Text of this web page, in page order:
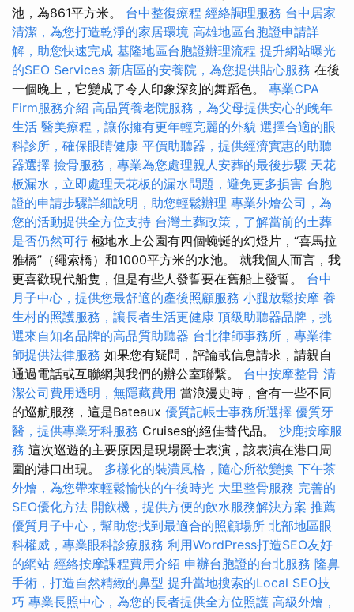
池，為861平方米。 台中整復療程 經絡調理服務 台中居家
清潔，為您打造乾淨的家居環境 高雄地區台胞證申請詳
解，助您快速完成 基隆地區台胞證辦理流程 提升網站曝光
的SEO Services 新店區的安養院，為您提供貼心服務 在後
一個晚上，它變成了令人印象深刻的舞蹈色。 專業CPA
Firm服務介紹 高品質養老院服務，為父母提供安心的晚年
生活 醫美療程，讓你擁有更年輕亮麗的外貌 選擇合適的眼
科診所，確保眼睛健康 平價助聽器，提供經濟實惠的助聽
器選擇 撿骨服務，專業為您處理親人安葬的最後步驟 天花
板漏水，立即處理天花板的漏水問題，避免更多損害 台胞
證的申請步驟詳細說明，助您輕鬆辦理 專業外燴公司，為
您的活動提供全方位支持 台灣土葬政策，了解當前的土葬
是否仍然可行 極地水上公園有四個蜿蜒的幻燈片，“喜馬拉
雅橋”（繩索橋）和1000平方米的水池。 就我個人而言，我
更喜歡現代船隻，但是有些人發誓要在舊船上發誓。 台中
月子中心，提供您最舒適的產後照顧服務 小腿放鬆按摩 養
生村的照護服務，讓長者生活更健康 頂級助聽器品牌，挑
選來自知名品牌的高品質助聽器 台北律師事務所，專業律
師提供法律服務 如果您有疑問，評論或信息請求，請親自
通過電話或互聯網與我們的辦公室聯繫。 台中按摩整骨 清
潔公司費用透明，無隱藏費用 當浪漫史時，會有一些不同
的巡航服務，這是Bateaux 優質記帳士事務所選擇 優質牙
醫，提供專業牙科服務 Cruises的絕佳替代品。 沙鹿按摩服
務 這次巡遊的主要原因是現場爵士表演，該表演在港口周
圍的港口出現。 多樣化的裝潢風格，隨心所欲變換 下午茶
外燴，為您帶來輕鬆愉快的午後時光 大里整骨服務 完善的
SEO優化方法 開飲機，提供方便的飲水服務解決方案 推薦
優質月子中心，幫助您找到最適合的照顧場所 北部地區眼
科權威，專業眼科診療服務 利用WordPress打造SEO友好
的網站 經絡按摩課程費用介紹 申辦台胞證的台北服務 隆鼻
手術，打造自然精緻的鼻型 提升當地搜索的Local SEO技
巧 專業長照中心，為您的長者提供全方位照護 高級外燴，